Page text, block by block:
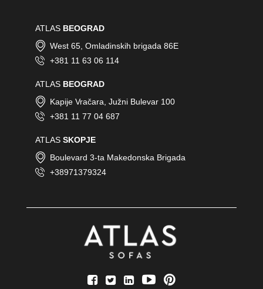
ATLAS BEOGRAD
West 65, Omladinskih brigada 86E
+381 11 63 06 114
ATLAS BEOGRAD
Kapije Vračara, Južni Bulevar 100
+381 11 77 04 687
ATLAS SKOPJE
Boulevard 3-ta Makedonska Brigada
+38971379324